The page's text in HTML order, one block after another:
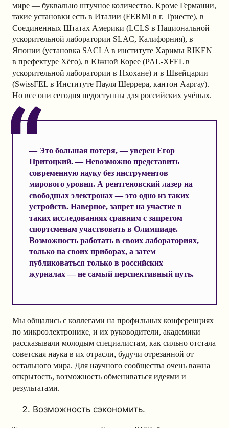
мире — буквально штучное количество. Кроме Германии,
такие установки есть в Италии (FERMI в г. Триесте), в
Соединенных Штатах Америки (LCLS в Национальной
ускорительной лаборатории SLAC, Калифорния), в
Японии (установка SACLA в институте Харимы RIKEN
в префектуре Хёго), в Южной Корее (PAL-XFEL в
ускорительной лаборатории в Пхохане) и в Швейцарии
(SwissFEL в Институте Пауля Шеррера, кантон Ааргау).
Но все они сегодня недоступны для российских учёных.
— Это большая потеря, — уверен Егор
Притоцкий. — Невозможно представить
современную науку без инструментов
мирового уровня. А рентгеновский лазер на
свободных электронах — это одно из таких
устройств. Наверное, запрет на участие в
таких исследованиях сравним с запретом
спортсменам участвовать в Олимпиаде.
Возможность работать в своих лабораториях,
только на своих приборах, а затем
публиковаться только в российских
журналах — не самый перспективный путь.
Мы общались с коллегами на профильных конференциях
по микроэлектронике, и их руководители, академики
рассказывали молодым специалистам, как сильно отстала
советская наука в их отрасли, будучи отрезанной от
остального мира. Для научного сообщества очень важна
открытость, возможность обмениваться идеями и
результатами.
Возможность сэкономить.